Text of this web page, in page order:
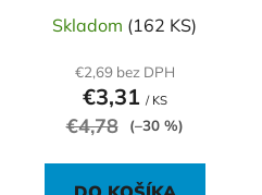
Skladom (162 KS)
€2,69 bez DPH
€3,31 / KS
€4,78 (–30 %)